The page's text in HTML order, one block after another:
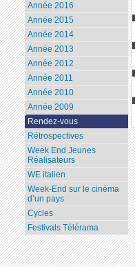
Année 2016
Année 2015
Année 2014
Année 2013
Année 2012
Année 2011
Année 2010
Année 2009
Rendez-vous
Rétrospectives
Week End Jeunes
Réalisateurs
WE italien
Week-End sur le cinéma
d’un pays
Cycles
Festivals Télérama